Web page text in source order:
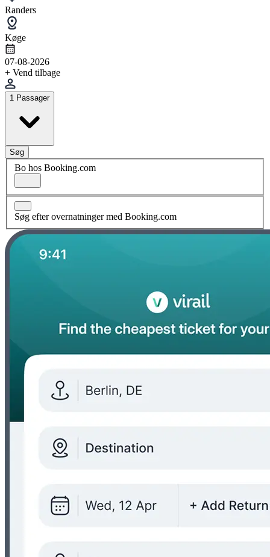
Randers
Køge
07-08-2026
+ Vend tilbage
1 Passager
Søg
Bo hos Booking.com
Søg efter overnatninger med Booking.com